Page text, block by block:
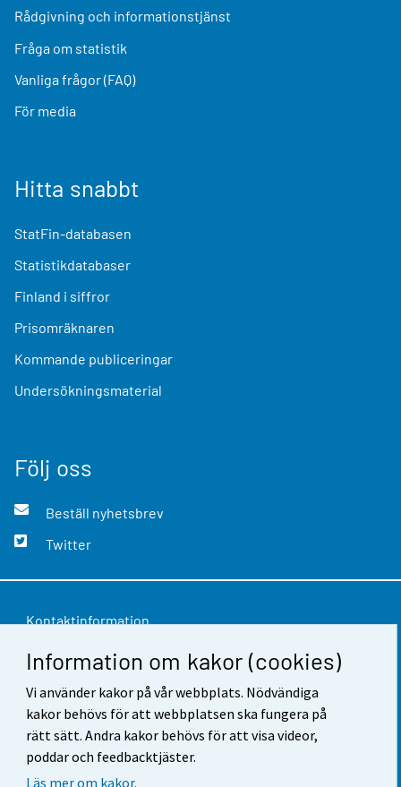
Information om kakor (cookies)
Vi använder kakor på vår webbplats. Nödvändiga
kakor behövs för att webbplatsen ska fungera på
rätt sätt. Andra kakor behövs för att visa videor,
poddar och feedbacktjäster.
Läs mer om kakor.
Rådgivning och informationstjänst
Fråga om statistik
Vanliga frågor (FAQ)
För media
Hitta snabbt
StatFin-databasen
Statistikdatabaser
Finland i siffror
Prisomräknaren
Kommande publiceringar
Undersökningsmaterial
Följ oss
Beställ nyhetsbrev
Twitter
Kontaktinformation
Respons
Användarvillkor
Dataskydd
Tillgänglighet